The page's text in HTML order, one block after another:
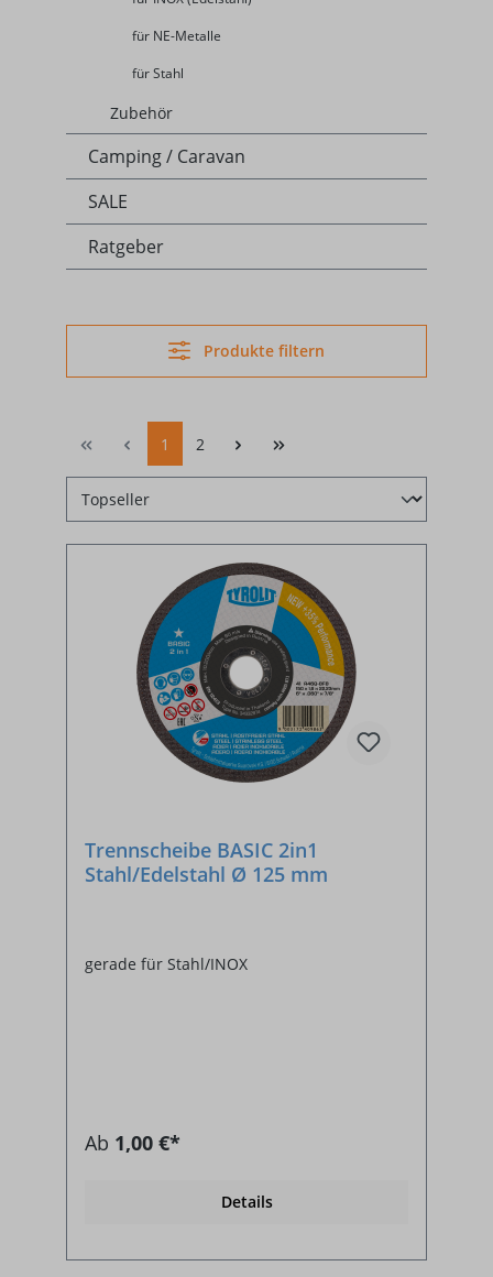
für NE-Metalle
für Stahl
Zubehör
Camping / Caravan
SALE
Ratgeber
Produkte filtern
1 2
Trennscheibe BASIC 2in1
Stahl/Edelstahl Ø 125 mm
gerade für Stahl/INOX
Ab 1,00 €*
Details